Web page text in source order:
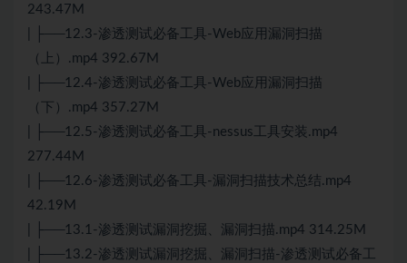
243.47M
| ├──12.3-渗透测试必备工具-Web应用漏洞扫描
（上）.mp4 392.67M
| ├──12.4-渗透测试必备工具-Web应用漏洞扫描
（下）.mp4 357.27M
| ├──12.5-渗透测试必备工具-nessus工具安装.mp4
277.44M
| ├──12.6-渗透测试必备工具-漏洞扫描技术总结.mp4
42.19M
| ├──13.1-渗透测试漏洞挖掘、漏洞扫描.mp4 314.25M
| ├──13.2-渗透测试漏洞挖掘、漏洞扫描-渗透测试必备工